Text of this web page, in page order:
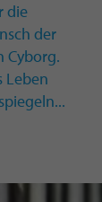
die
der
Cyborg.
Leben